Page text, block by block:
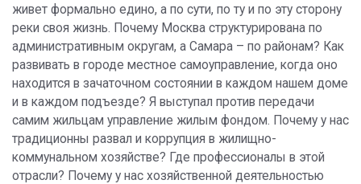
живет формально едино, а по сути, по ту и по эту сторону
реки своя жизнь. Почему Москва структурирована по
административным округам, а Самара – по районам? Как
развивать в городе местное самоуправление, когда оно
находится в зачаточном состоянии в каждом нашем доме
и в каждом подъезде? Я выступал против передачи
самим жильцам управление жилым фондом. Почему у нас
традиционны развал и коррупция в жилищно-
коммунальном хозяйстве? Где профессионалы в этой
отрасли? Почему у нас хозяйственной деятельностью